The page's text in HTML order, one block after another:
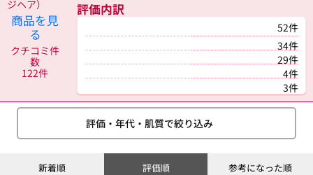
商品を見
る
クチコミ件
数
122件
評価内訳
52件
34件
29件
4件
3件
評価・年代・肌質で絞り込み
新着順 評価順 参考になった順